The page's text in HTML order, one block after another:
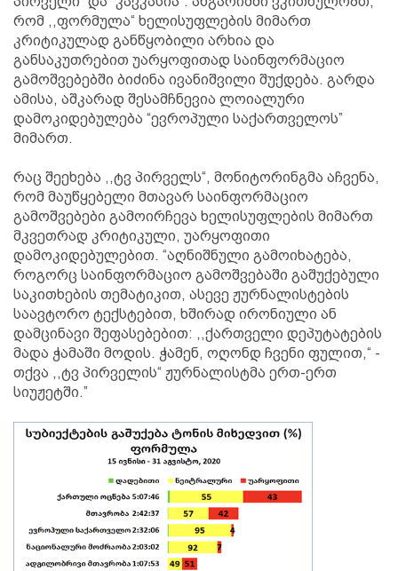
რომ ,,ფორმულა“ ხელისუფლების მიმართ
კრიტიკულად განწყობილი არხია და
განსაკუთრებით უარყოფითად საინფორმაციო
გამოშვებებში ბიძინა ივანიშვილი შუქდება. გარდა
ამისა, აშკარად შესამჩნევია ლოიალური
დამოკიდებულება “ევროპული საქართველოს”
მიმართ.
რაც შეეხება ,,ტვ პირველს“, მონიტორინგმა აჩვენა,
რომ მაუწყებელი მთავარ საინფორმაციო
გამოშვებები გამოირჩევა ხელისუფლების მიმართ
მკვეთრად კრიტიკული, უარყოფითი
დამოკიდებულებით. “აღნიშნული გამოიხატება,
როგორც საინფორმაციო გამოშვებაში გაშუქებული
საკითხების თემატიკით, ასევე ჟურნალისტების
საავტორო ტექსტებით, ხშირად ირონიული ან
დამცინავი შეფასებებით: ,,ქართველი დეპუტატების
მადა ჭამაში მოდის. ჭამენ, ოღონდ ჩვენი ფულით,“ -
თქვა ,,ტვ პირველის“ ჟურნალისტმა ერთ-ერთ
სიუჟეტში.”